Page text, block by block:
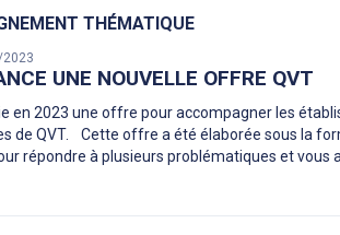
THÉMATIQUE
2023
UNE NOUVELLE OFFRE QVT
en 2023 une offre pour accompagner les
de QVT. Cette offre a été élaborée sous la
répondre à plusieurs problématiques et